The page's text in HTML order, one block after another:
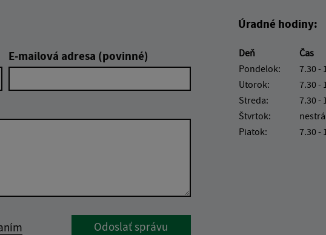
E-mailová adresa (povinné)
Odoslať správu
Úradné hodiny:
Deň
Čas
Pondelok:
7.30 -
Utorok:
7.30 -
Streda:
7.30 -
Štvrtok:
Piatok:
7.30 -